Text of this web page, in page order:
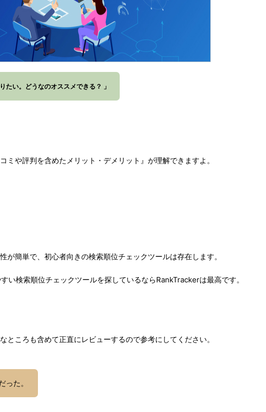
たい。どうなのオススメできる？ 」
や評判を含めたメリット・デメリット』が理解できますよ。
簡単で、初心者向きの検索順位チェックツールは存在します。
い検索順位チェックツールを探しているならRankTrackerは最高です。
ころも含めて正直にレビューするので参考にしてください。
った。